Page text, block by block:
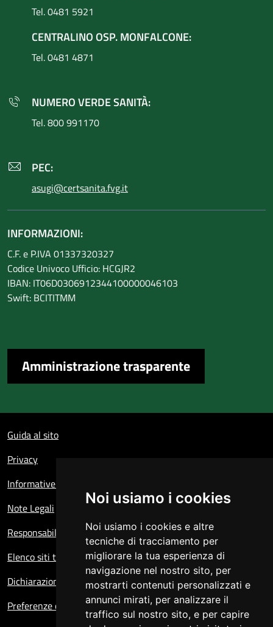
Noi usiamo i cookies
Noi usiamo i cookies e altre
tecniche di tracciamento per
migliorare la tua esperienza di
navigazione nel nostro sito, per
mostrarti contenuti personalizzati e
annunci mirati, per analizzare il
traffico sul nostro sito, e per capire
Tel. 0481 5921
CENTRALINO OSP. MONFALCONE:
Tel. 0481 4871
NUMERO VERDE SANITÀ:
Tel. 800 991170
PEC:
asugi@certsanita.fvg.it
INFORMAZIONI:
C.F. e P.IVA 01337320327
Codice Univoco Ufficio: HCGJR2
IBAN: IT06D0306912344100000046103
Swift: BCITITMM
Amministrazione trasparente
Guida al sito
Privacy
Informative sul trattamento dei dati personali
Note Legali
Responsabile del sito
Elenco siti tematici
Dichiarazione di accessibilità
Preferenze cookie